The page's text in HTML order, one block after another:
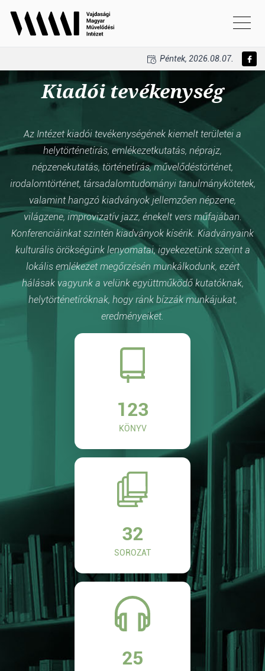
Péntek, 2026.08.07.
Kiadói tevékenység
Az Intézet kiadói tevékenységének kiemelt területei a
helytörténetírás, emlékezetkutatás, néprajz,
népzenekutatás, történetírás, művelődéstörténet,
irodalomtörténet, társadalomtudományi tanulmánykötetek,
valamint hangzó kiadványok jellemzően népzene,
világzene, improvizatív jazz, énekelt vers műfajában.
Konferenciáinkat szintén kiadványok kísérik. Kiadványaink
kulturális örökségünk lenyomatai, igyekezetünk szerint a
lokális emlékezet megőrzésén munkálkodunk, ezért
hálásak vagyunk a velünk együttműködő kutatóknak,
helytörténetíróknak, hogy ránk bízzák munkájukat,
eredményeiket.
123
KÖNYV
32
SOROZAT
25